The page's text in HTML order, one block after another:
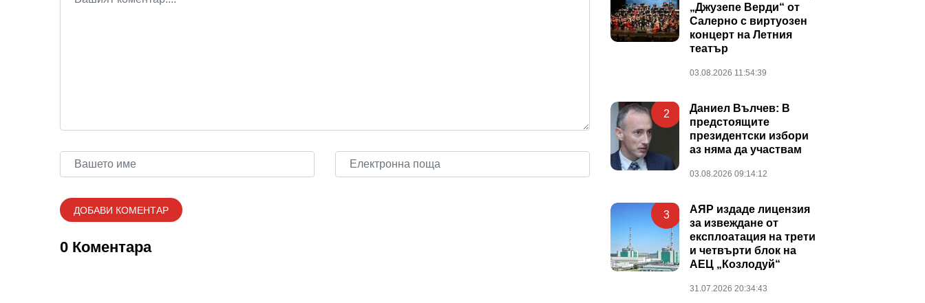
0 Коментара
„Джузепе Верди“ от
Салерно с виртуозен
концерт на Летния
театър
03.08.2026 11:54:39
2
Даниел Вълчев: В
предстоящите
президентски избори
аз няма да участвам
03.08.2026 09:14:12
3
АЯР издаде лицензия
за извеждане от
експлоатация на трети
и четвърти блок на
АЕЦ „Козлодуй“
31.07.2026 20:34:43